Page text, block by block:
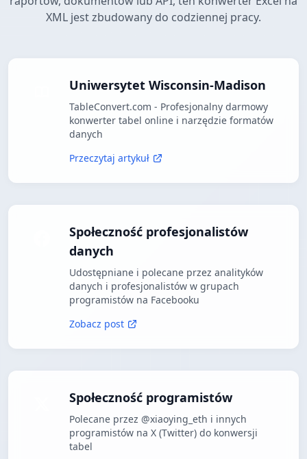
XML jest zbudowany do codziennej pracy.
Uniwersytet Wisconsin-Madison
TableConvert.com - Profesjonalny darmowy
konwerter tabel online i narzędzie formatów
danych
Przeczytaj artykuł
Społeczność profesjonalistów
danych
Udostępniane i polecane przez analityków
danych i profesjonalistów w grupach
programistów na Facebooku
Zobacz post
Społeczność programistów
Polecane przez @xiaoying_eth i innych
programistów na X (Twitter) do konwersji
tabel